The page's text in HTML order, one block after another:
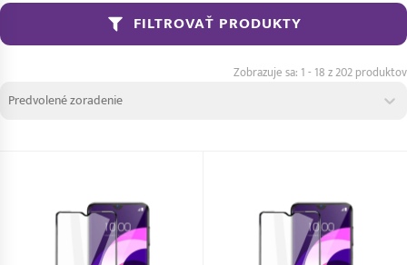
FILTROVAŤ PRODUKTY
Zoradenie produktov
Sort content
Sort content
1 - 18 z 202 produktov